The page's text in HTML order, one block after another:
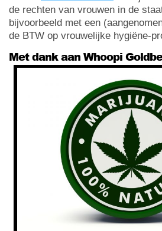
de rechten van vrouwen in de
bijvoorbeeld met een
de BTW op vrouwelijke hygiëne-
Met dank aan Whoopi